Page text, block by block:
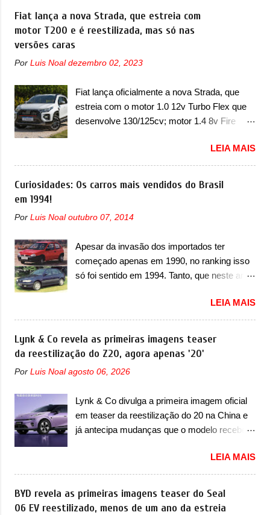
design já visto por outros modelos da marca,
em especial do SUV compacto A10.
nasce com um design que está bastante
faróis com um desenho mais retangular, com
um pequeno prolongamento para as laterais.
Os faróis cont...
Grand Cherokee 4xe, em sua versão única
Limited, com unidades de ano/modelo 2023 e
concessionária mais próxima para a solução
uma atualização do software do módulo de
controle da bateria (AHCP e HCP). Para
alguns veículos envolvidos, também, será
substituição do motor do ventilador HVAC
(aquecimento, ventilação e ar-condicionado).
A marca também confirmou que “foi
sobrecarga do microprocessador do Módulo
causar a perda de força motriz, requerendo a
atualização do software do modulo de...
Fiat lança a nova Strada, que estreia com
motor T200 e é reestilizada, mas só nas
versões caras
Por Luis Noal dezembro 02, 2023
Fiat lança oficialmente a nova Strada, que
estreia com o motor 1.0 12v Turbo Flex que
desenvolve 130/125cv; motor 1.4 8v Fire
oficialmente a nova Strada, que aparece com
mudanças visuais e com uma nova opção de
motor. Depois da picape compacta receber o
do motor 1.0 12v Turbo Flex, conhecido
a Fiat Strada soube ser mutável com
avanços importantes que a concorrência
nunca conseguiu acompanhar e agora ela
chegada do motor T200, que estreou nos
irmãos Pulse e Fastback. "A Fiat Strada é
mais do que uma picape, é uma verdadeira
revolução no mercado automotivo. Há alguns
anos era improvável pensar que uma picape
que só a Strada fez. Mais do que isso: ela é a
prova viva que time que está ganhando se
mexe sim. Ao longo da sua história, ela...
LEIA MAIS
Curiosidades: Os carros mais vendidos do Brasil
em 1994!
Por Luis Noal outubro 07, 2014
Apesar da invasão dos importados ter
começado apenas em 1990, no ranking isso
só foi sentido em 1994. Tanto, que neste ano,
ao começar pelo Chevrolet Corsa, o mais
destacado deles no ranking que perdurou no
nosso mercado até início de 2012 e com
certeza foi um grandioso lançamento da
Chevrolet que assustou a concorrência.
Nesse ano também era lançada a nova
anos ganhava uma nova geração feita do
zero, apelidada de "Bolinha" por suas formas
arredondadas. Além do Gol, outro
Era o Pointer, versão hatchback do Logus
que chegava depois de um ano de atraso. A
invasão de 1994 foi marcava pelos
franceses, alemães, japoneses e coreanos
LEIA MAIS
Lynk & Co revela as primeiras imagens teaser
da reestilização do Z20, agora apenas '20'
Por Luis Noal agosto 06, 2026
Lynk & Co divulga a primeira imagem oficial
em teaser da reestilização do 20 na China e
já antecipa mudanças que o modelo receberá
vai apresentar na China as primeiras
mudanças para o Z20, um misto de hatch
com SUV que é vendido no mercado chinês
desde o lançamento, em 2024. Agora, o
LEIA MAIS
BYD revela as primeiras imagens teaser do Seal
06 EV reestilizado, menos de um ano da estreia